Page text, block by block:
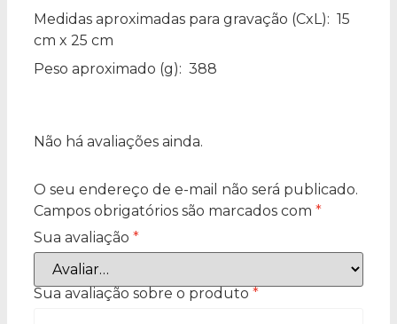
Medidas aproximadas para gravação (CxL): 15
cm x 25 cm
Peso aproximado (g): 388
Não há avaliações ainda.
O seu endereço de e-mail não será publicado.
Campos obrigatórios são marcados com *
Sua avaliação *
Sua avaliação sobre o produto *